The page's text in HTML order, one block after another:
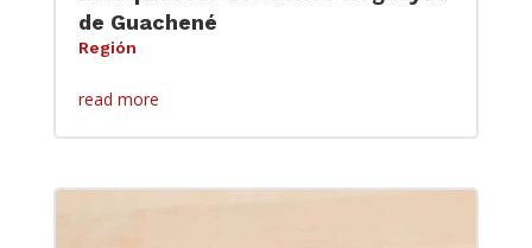
de Guachené
Región
read more